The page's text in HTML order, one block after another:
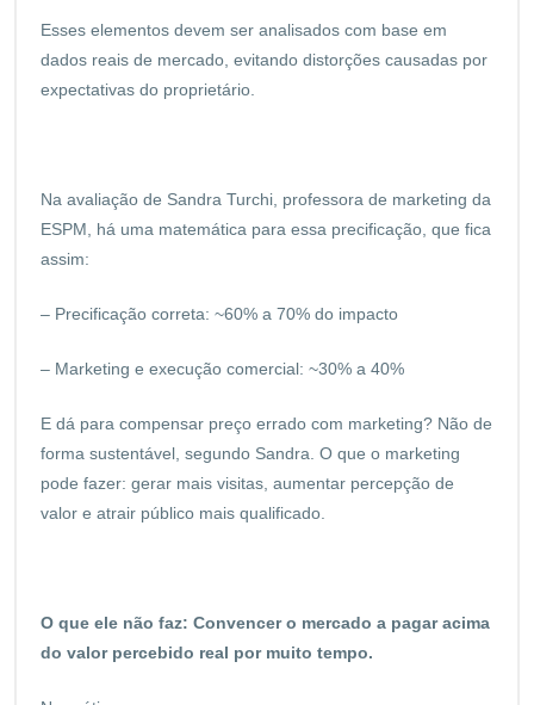
Esses elementos devem ser analisados com base em
dados reais de mercado, evitando distorções causadas por
expectativas do proprietário.
Na avaliação de Sandra Turchi, professora de marketing da
ESPM, há uma matemática para essa precificação, que fica
assim:
– Precificação correta: ~60% a 70% do impacto
– Marketing e execução comercial: ~30% a 40%
E dá para compensar preço errado com marketing? Não de
forma sustentável, segundo Sandra. O que o marketing
pode fazer: gerar mais visitas, aumentar percepção de
valor e atrair público mais qualificado.
O que ele não faz: Convencer o mercado a pagar acima
do valor percebido real por muito tempo.